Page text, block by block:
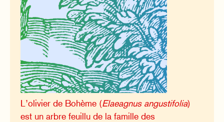
L’olivier de Bohème (Elaeagnus angustifolia)
est un arbre feuillu de la famille des